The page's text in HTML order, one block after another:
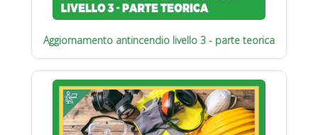
Aggiornamento antincendio livello 3 - parte teorica